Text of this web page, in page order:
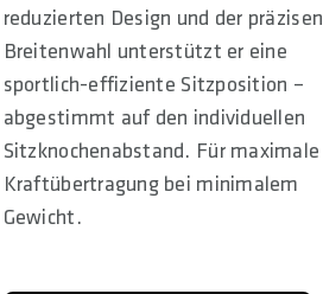
reduzierten Design und der präzisen
Breitenwahl unterstützt er eine
sportlich-effiziente Sitzposition –
abgestimmt auf den individuellen
Sitzknochenabstand. Für maximale
Kraftübertragung bei minimalem
Gewicht.